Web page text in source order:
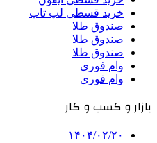
خرید قسطی لپ تاپ
صندوق طلا
صندوق طلا
صندوق طلا
وام فوری
وام فوری
بازار و کسب و کار
۱۴۰۴/۰۲/۲۰